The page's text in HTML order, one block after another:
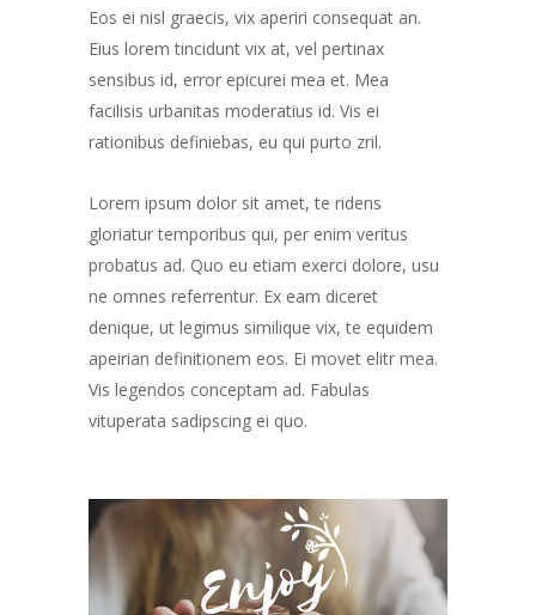
Eos ei nisl graecis, vix aperiri consequat an.
Eius lorem tincidunt vix at, vel pertinax
sensibus id, error epicurei mea et. Mea
facilisis urbanitas moderatius id. Vis ei
rationibus definiebas, eu qui purto zril.
Lorem ipsum dolor sit amet, te ridens
gloriatur temporibus qui, per enim veritus
probatus ad. Quo eu etiam exerci dolore, usu
ne omnes referrentur. Ex eam diceret
denique, ut legimus similique vix, te equidem
apeirian definitionem eos. Ei movet elitr mea.
Vis legendos conceptam ad. Fabulas
vituperata sadipscing ei quo.